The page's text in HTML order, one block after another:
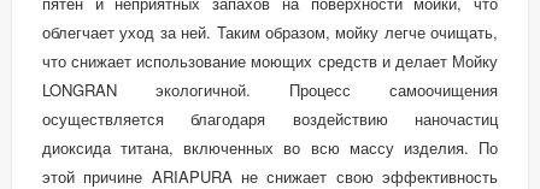
облегчает уход за ней. Таким образом, мойку легче очищать,
что снижает использование моющих средств и делает Мойку
LONGRAN экологичной. Процесс самоочищения
осуществляется благодаря воздействию наночастиц
диоксида титана, включенных во всю массу изделия. По
этой причине ARIAPURA не снижает свою эффективность